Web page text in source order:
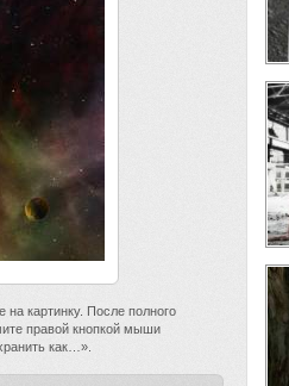
картинку. После полного
правой кнопкой мыши
как…».